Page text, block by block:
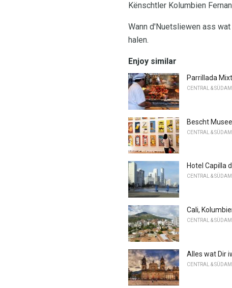
Kënschtler Kolumbien
Wann d'Nuetsliewen ass
halen.
Enjoy similar
Parrillada
CENTRAL &
Bescht
CENTRAL &
Hotel Capilla
CENTRAL &
Cali,
CENTRAL &
Alles wat Dir
CENTRAL &